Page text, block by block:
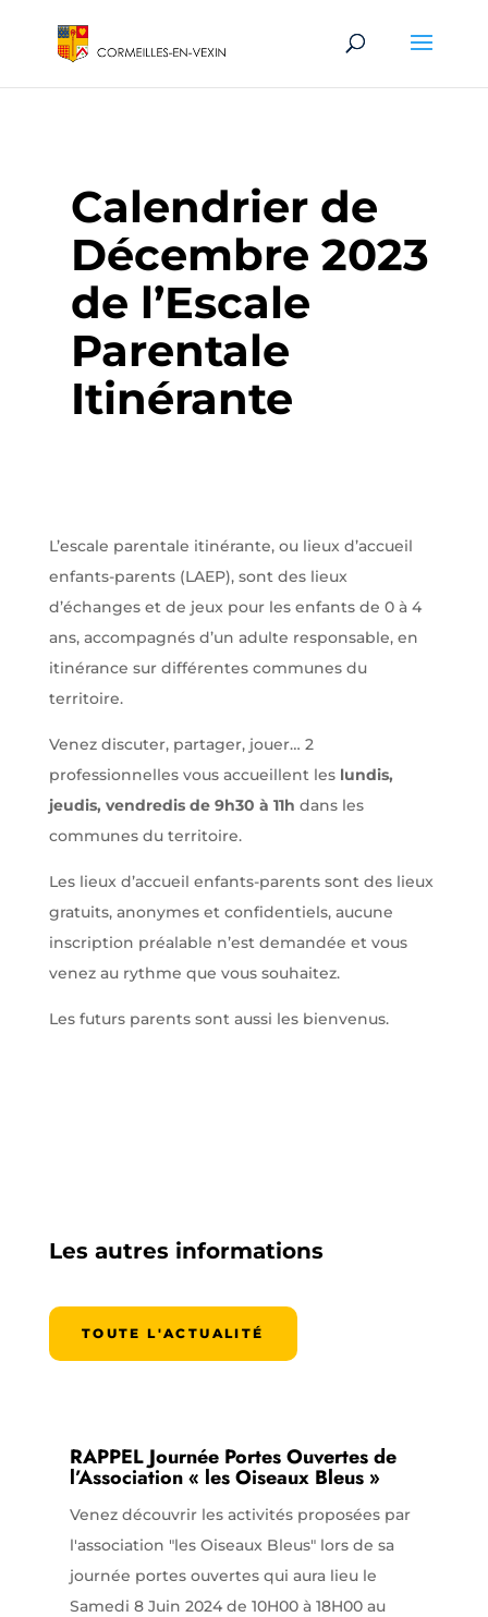
Calendrier de
Décembre 2023
de l’Escale
Parentale
Itinérante
L’escale parentale itinérante, ou lieux d’accueil
enfants-parents (LAEP), sont des lieux
d’échanges et de jeux pour les enfants de 0 à 4
ans, accompagnés d’un adulte responsable, en
itinérance sur différentes communes du
territoire.
Venez discuter, partager, jouer… 2
professionnelles vous accueillent les lundis,
jeudis, vendredis de 9h30 à 11h dans les
communes du territoire.
Les lieux d’accueil enfants-parents sont des lieux
gratuits, anonymes et confidentiels, aucune
inscription préalable n’est demandée et vous
venez au rythme que vous souhaitez.
Les futurs parents sont aussi les bienvenus.
Les autres informations
TOUTE L'ACTUALITÉ
RAPPEL Journée Portes Ouvertes de
l’Association « les Oiseaux Bleus »
Venez découvrir les activités proposées par
l'association "les Oiseaux Bleus" lors de sa
journée portes ouvertes qui aura lieu le
Samedi 8 Juin 2024 de 10H00 à 18H00 au